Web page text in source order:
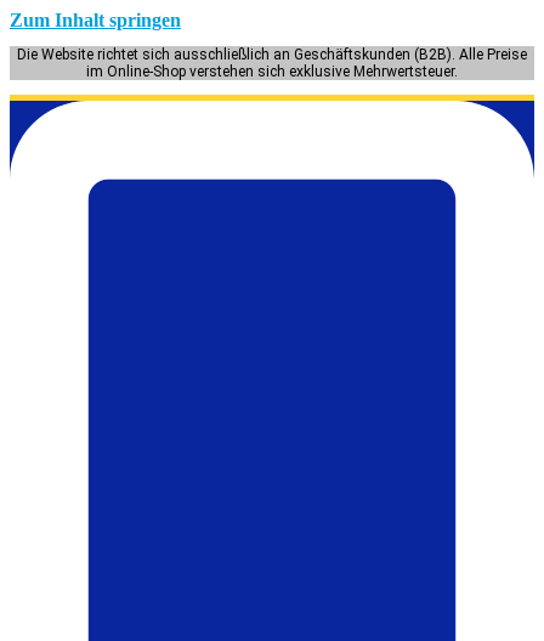
Zum Inhalt springen
Die Website richtet sich ausschließlich an Geschäftskunden (B2B). Alle Preise
im Online-Shop verstehen sich exklusive Mehrwertsteuer.